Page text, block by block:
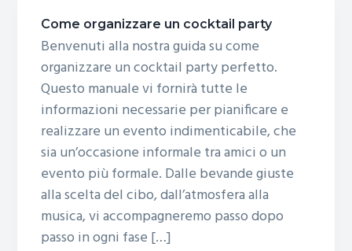
ok t vi
di
Come organizzare un cocktail party
Benvenuti alla nostra guida su come
organizzare un cocktail party perfetto.
Questo manuale vi fornirà tutte le
informazioni necessarie per pianificare e
realizzare un evento indimenticabile, che
sia un’occasione informale tra amici o un
evento più formale. Dalle bevande giuste
alla scelta del cibo, dall’atmosfera alla
musica, vi accompagneremo passo dopo
passo in ogni fase […]